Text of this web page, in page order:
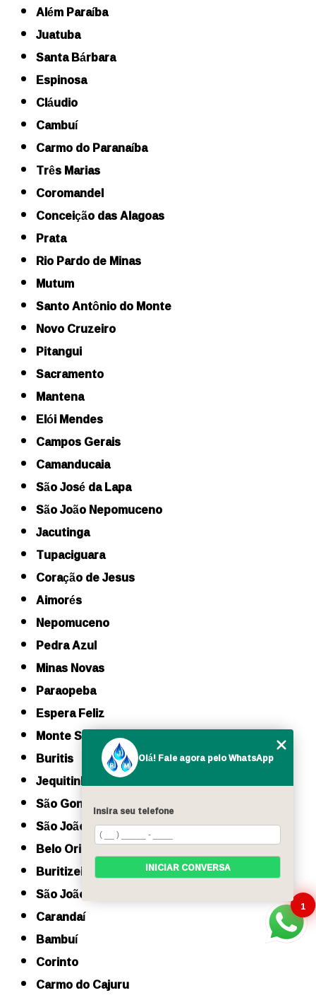
Além Paraíba
Juatuba
Santa Bárbara
Espinosa
Cláudio
Cambuí
Carmo do Paranaíba
Três Marias
Coromandel
Conceição das Alagoas
Prata
Rio Pardo de Minas
Mutum
Santo Antônio do Monte
Novo Cruzeiro
Pitangui
Sacramento
Mantena
Elói Mendes
Campos Gerais
Camanducaia
São José da Lapa
São João Nepomuceno
Jacutinga
Tupaciguara
Coração de Jesus
Aimorés
Nepomuceno
Pedra Azul
Minas Novas
Paraopeba
Espera Feliz
Monte Sião
Buritis
Jequitinhonha
São Gonçalo do Sapucaí
São João da Ponte
Belo Oriente
Buritizeiro
São João do Paraíso
Carandaí
Bambuí
Corinto
Carmo do Cajuru
1
Olá! Fale agora pelo WhatsApp
Insira seu telefone
INICIAR CONVERSA